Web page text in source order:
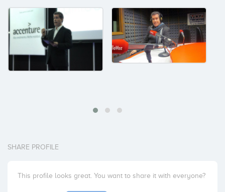
SHARE PROFILE
This profile looks great. You want to share it with everyone?